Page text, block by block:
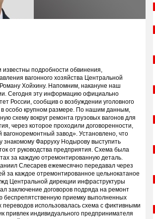
известны подробности обвинения,
вагонного хозяйства Центральной
Хойхину. Напомним, накануне наш
Сегодня эту информацию официально
России, сообщив о возбуждении уголовного
в особо крупном размере. По нашим данным,
схему вокруг ремонта грузовых вагонов для
через которое проходили договоренности,
завод». Установлено, что
Фарруху Нодырову выступить
от руководства предприятия. Схема была
за каждую отремонтированную деталь.
Слесарев ежемесячно передавал через
за каждое отремонтированное цельнокатаное
Центральной дирекции инфраструктуры
заключение договоров подряда на ремонт
беспрепятственную приемку выполненных
использовалась схема с фиктивными
привлек индивидуального предпринимателя